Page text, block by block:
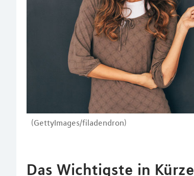
(GettyImages/filadendron)
Das Wichtigste in Kürze